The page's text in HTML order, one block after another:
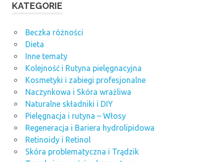
KATEGORIE
Beczka różności
Dieta
Inne tematy
Kolejność i Rutyna pielęgnacyjna
Kosmetyki i zabiegi profesjonalne
Naczynkowa i Skóra wrażliwa
Naturalne składniki i DIY
Pielęgnacja i rutyna – Włosy
Regeneracja i Bariera hydrolipidowa
Retinoidy i Retinol
Skóra problematyczna i Trądzik